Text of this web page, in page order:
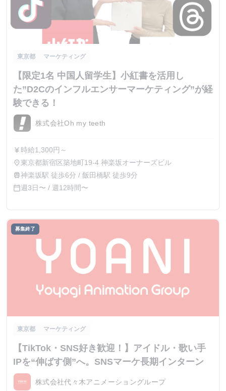
東京都 マーケティング
【限定1名 中国人留学生】小紅書を活用し
た”D2Cのインフルエンサーマーケティング”が経
験できる！
株式会社Oh my teeth
currency_yen 時給1,300円～
place東京都新宿区築地町19-4 神楽坂オーナーズビル
train神楽坂駅 徒歩6分 / 飯田橋駅 徒歩9分
calendar_today週3日〜 / 週12時間〜
募集終了
東京都 マーケティング
【TikTok・SNS好き歓迎！】アイドル・歌い手
IPを“伸ばす側”へ。SNSマーケ長期インターン
株式会社代々木アニメーショングループ